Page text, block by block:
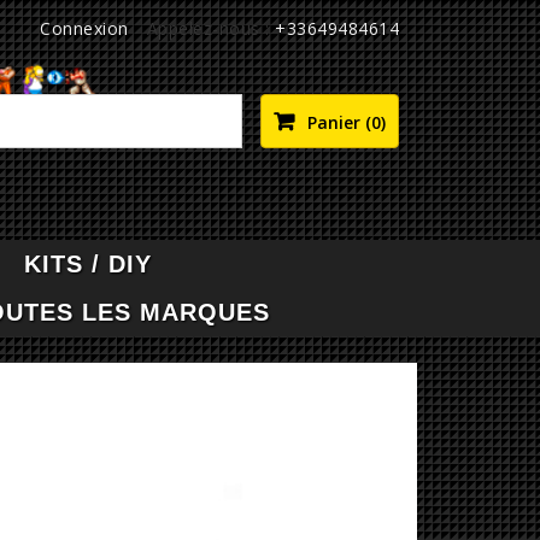
Connexion Appelez-nous :+33649484614
Panier (0)
KITS / DIY
LES MARQUES